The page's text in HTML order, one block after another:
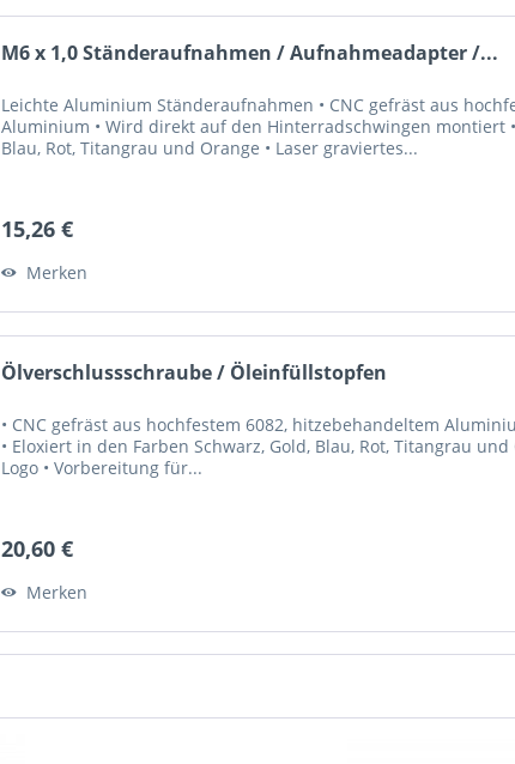
M6 x 1,0 Ständeraufnahmen / Aufnahmeadapter /...
Leichte Aluminium Ständeraufnahmen • CNC gefräst aus
Aluminium • Wird direkt auf den Hinterradschwingen montiert
Blau, Rot, Titangrau und Orange • Laser graviertes...
15,26 €
Merken
Ölverschlussschraube / Öleinfüllstopfen
• CNC gefräst aus hochfestem 6082, hitzebehandeltem
• Eloxiert in den Farben Schwarz, Gold, Blau, Rot, Titangrau
Logo • Vorbereitung für...
20,60 €
Merken